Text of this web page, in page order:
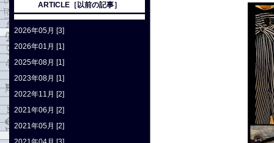
ARTICLE［以前の記事］
2026年05月 [3]
2026年01月 [1]
2025年08月 [1]
2023年08月 [1]
2022年11月 [2]
2021年06月 [2]
2021年05月 [2]